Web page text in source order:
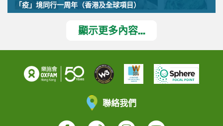
「疫」境同行一周年（香港及全球項目）
顯示更多內容...
聯絡我們